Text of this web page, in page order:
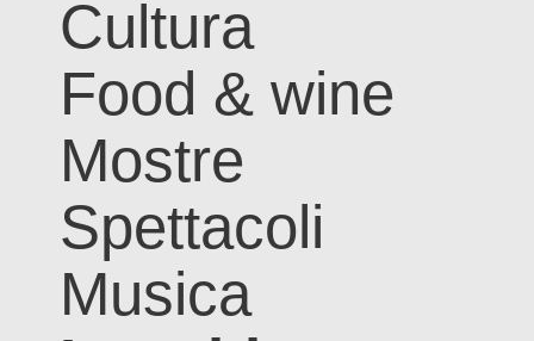
Cultura
Food & wine
Mostre
Spettacoli
Musica